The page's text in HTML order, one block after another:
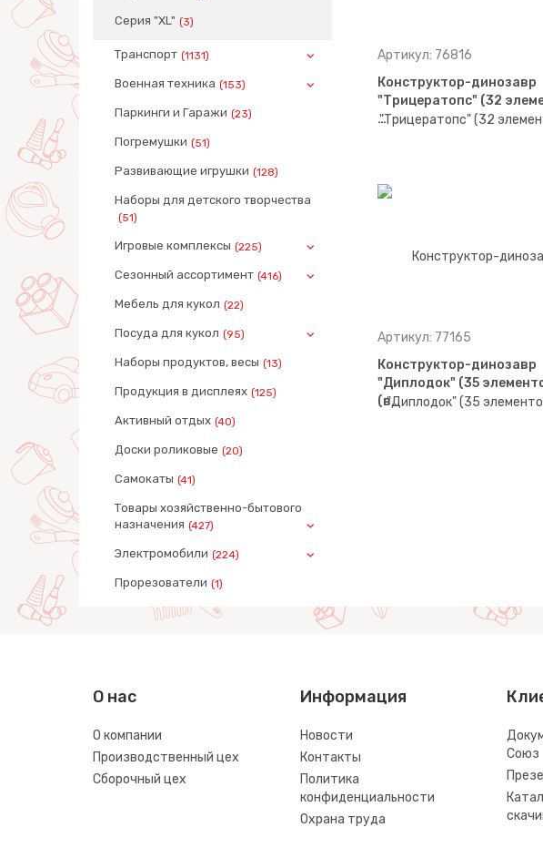
Серия "XL" (3)
Транспорт (1131)
Военная техника (153)
Паркинги и Гаражи (23)
Погремушки (51)
Развивающие игрушки (128)
Наборы для детского творчества
(51)
Игровые комплексы (225)
Сезонный ассортимент (416)
Мебель для кукол (22)
Посуда для кукол (95)
Наборы продуктов, весы (13)
Продукция в дисплеях (125)
Активный отдых (40)
Доски роликовые (20)
Самокаты (41)
Товары хозяйственно-бытового
назначения (427)
Электромобили (224)
Прорезователи (1)
Артикул: 76816
Конструктор-динозавр
"Трицератопс" (32
…
Артикул: 77165
Конструктор-динозавр
"Диплодок" (35
(в…
О нас
О компании
Производственный цех
Сборочный цех
Информация
Новости
Контакты
Политика
конфиденциальности
Охрана труда
Союз